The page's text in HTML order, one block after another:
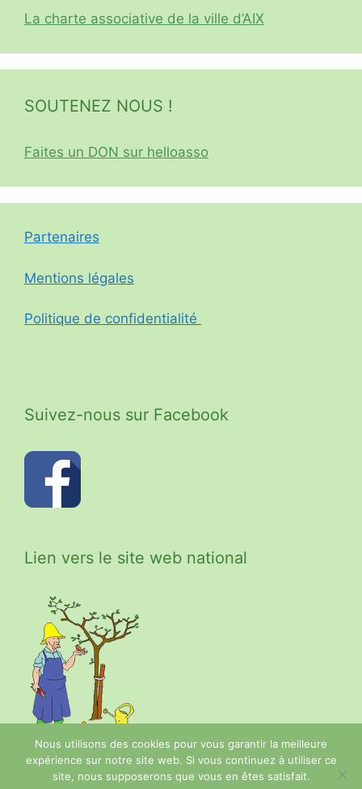
La charte associative de la ville d’AIX
SOUTENEZ NOUS !
Faites un DON sur helloasso
Partenaires
Mentions légales
Politique de confidentialité
Suivez-nous sur Facebook
Lien vers le site web national
Nous utilisons des cookies pour vous garantir la meilleure
expérience sur notre site web. Si vous continuez à utiliser ce
site, nous supposerons que vous en êtes satisfait.